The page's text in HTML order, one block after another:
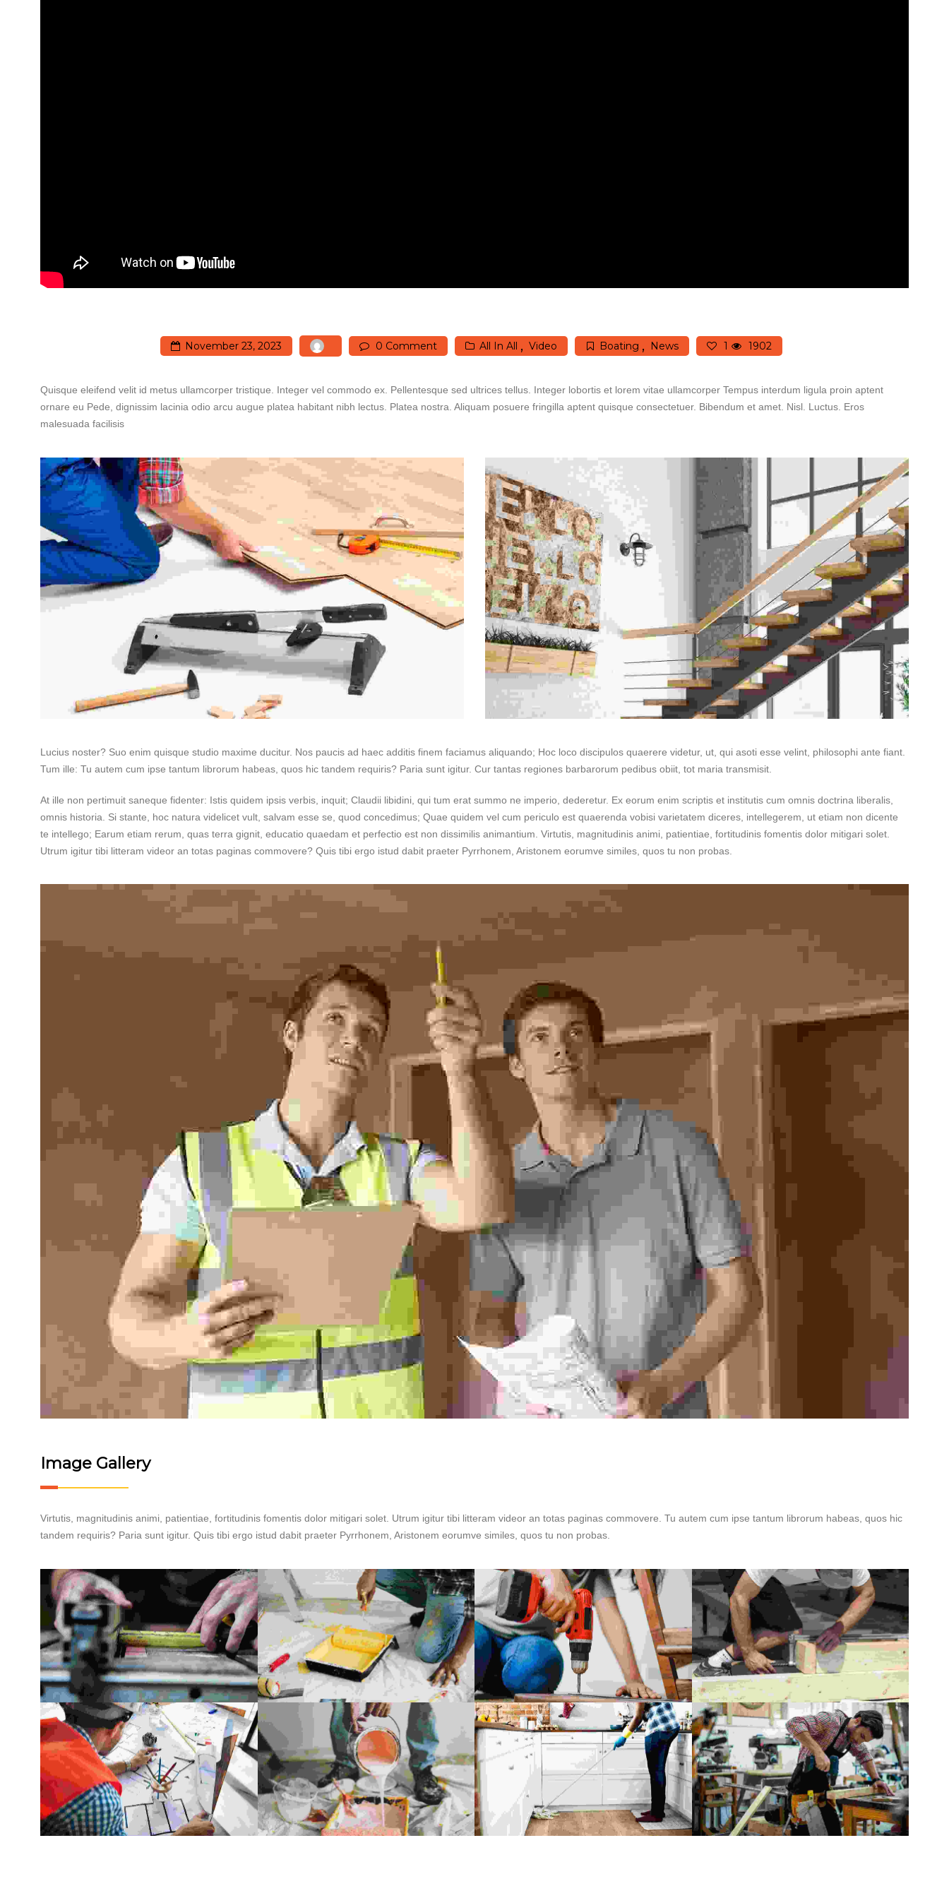
November 23, 2023 0 Comment All In All Video Boating News 1 1902
Quisque eleifend velit id metus ullamcorper tristique. Integer vel commodo ex. Pellentesque sed ultrices tellus. Integer lobortis et lorem vitae ullamcorper Tempus interdum ligula proin aptent
ornare eu Pede, dignissim lacinia odio arcu augue platea habitant nibh lectus. Platea nostra. Aliquam posuere fringilla aptent quisque consectetuer. Bibendum et amet. Nisl. Luctus. Eros
malesuada facilisis
Lucius noster? Suo enim quisque studio maxime ducitur. Nos paucis ad haec additis finem faciamus aliquando; Hoc loco discipulos quaerere videtur, ut, qui asoti esse velint, philosophi ante fiant.
Tum ille: Tu autem cum ipse tantum librorum habeas, quos hic tandem requiris? Paria sunt igitur. Cur tantas regiones barbarorum pedibus obiit, tot maria transmisit.
At ille non pertimuit saneque fidenter: Istis quidem ipsis verbis, inquit; Claudii libidini, qui tum erat summo ne imperio, dederetur. Ex eorum enim scriptis et institutis cum omnis doctrina liberalis,
omnis historia. Si stante, hoc natura videlicet vult, salvam esse se, quod concedimus; Quae quidem vel cum periculo est quaerenda vobisi varietatem diceres, intellegerem, ut etiam non dicente
te intellego; Earum etiam rerum, quas terra gignit, educatio quaedam et perfectio est non dissimilis animantium. Virtutis, magnitudinis animi, patientiae, fortitudinis fomentis dolor mitigari solet.
Utrum igitur tibi litteram videor an totas paginas commovere? Quis tibi ergo istud dabit praeter Pyrrhonem, Aristonem eorumve similes, quos tu non probas.
Image Gallery
Virtutis, magnitudinis animi, patientiae, fortitudinis fomentis dolor mitigari solet. Utrum igitur tibi litteram videor an totas paginas commovere. Tu autem cum ipse tantum librorum habeas, quos hic
tandem requiris? Paria sunt igitur. Quis tibi ergo istud dabit praeter Pyrrhonem, Aristonem eorumve similes, quos tu non probas.